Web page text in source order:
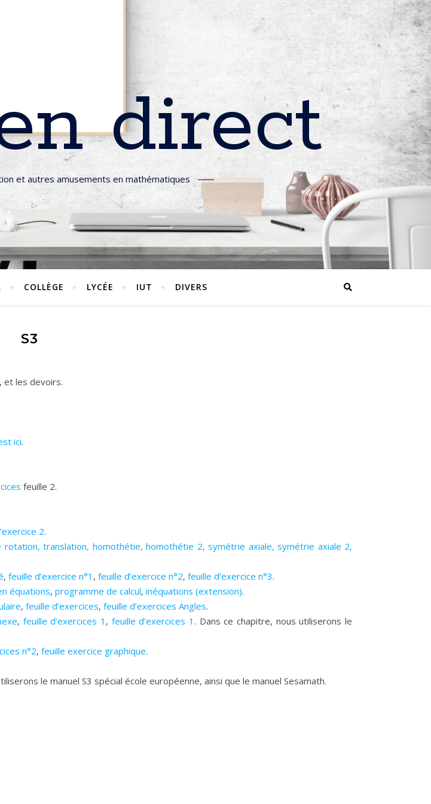
direct
et autres amusements en mathématiques
COLLÈGE LYCÉE IUT DIVERS
S3
et les devoirs.
ici.
feuille 2.
2.
rotation,translation, homothétie,homothétie 2,symétrie axiale,symétrie axiale 2,
, feuille d’exercice n°1 , feuille d’exercice n°2, feuille d’exercice n°3.
équations, programme de calcul, inéquations (extension).
, feuille d’exercices, feuille d’exercices Angles.
, feuille d’exercices 1 , feuille d’exercices 1 . Dans ce chapitre, nous utiliserons le
n°2, feuille exercice graphique.
le manuel S3 spécial école européenne, ainsi que le manuel Sesamath.